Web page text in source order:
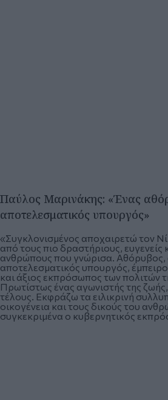
Παύλος Μαρινάκης: «Ένας
αποτελεσματικός υπουργός»
«Συγκλονισμένος αποχαιρετώ τον
από τους πιο δραστήριους, ευγενείς
ανθρώπους που γνώρισα. Αθόρυβος,
αποτελεσματικός υπουργός,
και άξιος εκπρόσωπος των πολιτών
Πρωτίστως ένας αγωνιστής της
τέλους. Εκφράζω τα ειλικρινή
οικογένεια και τους δικούς του
συγκεκριμένα ο κυβερνητικός